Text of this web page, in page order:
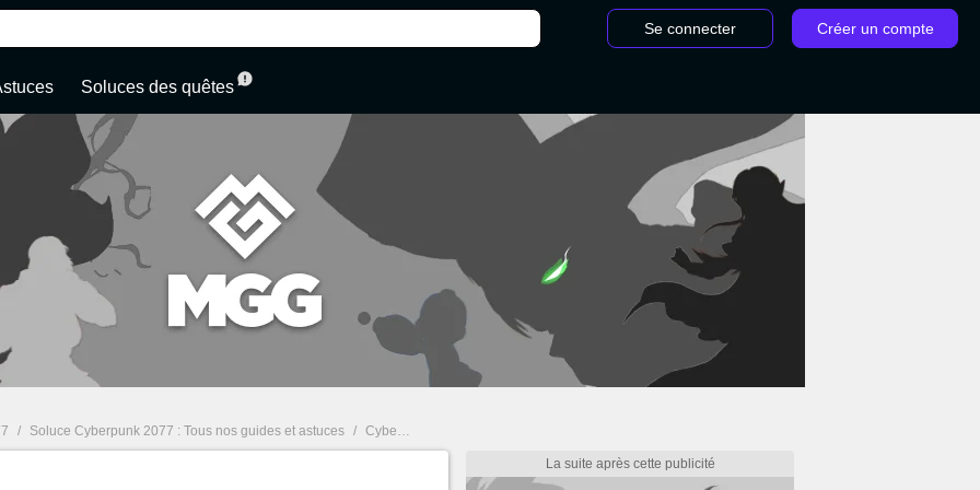
Se connecter Créer un compte
Soluces des quêtes
/ Soluce Cyberpunk 2077 : Tous nos guides et astuces / Cyberpunk 2077 : les gangs